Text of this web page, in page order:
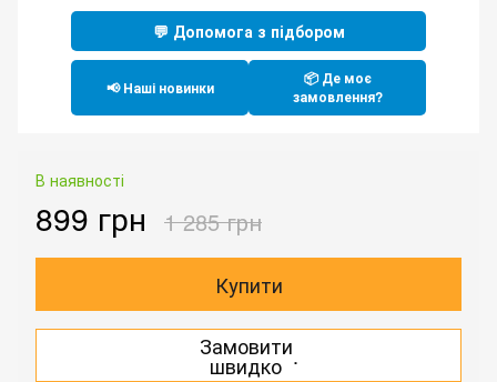
💬 Допомога з підбором
📢 Наші новинки
📦 Де моє
замовлення?
В наявності
899 грн 1 285 грн
Купити
Замовити
швидко .